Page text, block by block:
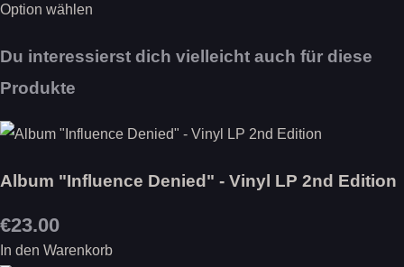
Option wählen
Du interessierst dich vielleicht auch für diese
Produkte
Album "Influence Denied" - Vinyl LP 2nd Edition
€23.00
In den Warenkorb